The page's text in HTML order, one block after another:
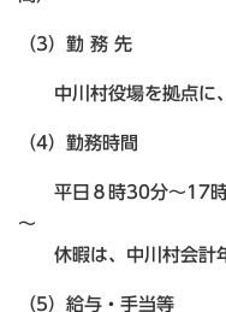
（3）勤 務 先
中川村役場を拠点に
（4）勤務時間
平日８時30分～17時
～
休暇は、中川村会計年
（5）給与・手当等